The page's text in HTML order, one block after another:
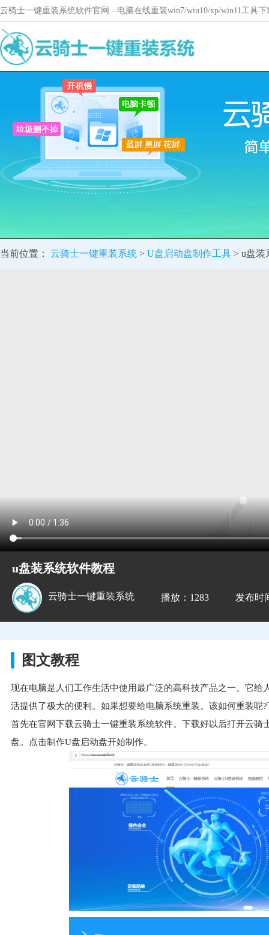
云骑士一键重装系统软件官网 - 电脑在线重装win7/win10/xp/win11工具
当前位置： 云骑士一键重装系统 > U盘启动盘制作工具 > u盘装
u盘装系统软件教程
云骑士一键重装系统 播放：1283 发布时
图文教程
现在电脑是人们工作生活中使用最广泛的高科技产品之一。它
活提供了极大的便利。如果想要给电脑系统重装。该如何重装呢
首先在官网下载云骑士一键重装系统软件。下载好以后打开云
盘。点击制作U盘启动盘开始制作。